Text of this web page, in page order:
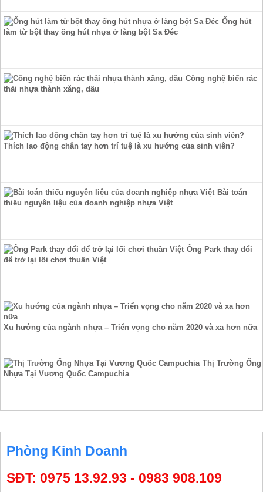
Ống hút
làm từ bột thay ống hút nhựa ở làng bột Sa Đéc
Công nghệ biến rác
thải nhựa thành xăng, dầu
Thích lao động chân tay hơn trí tuệ là xu hướng của sinh viên?
Bài toán
thiếu nguyên liệu của doanh nghiệp nhựa Việt
Ông Park thay đổi
để trở lại lối chơi thuần Việt
Xu hướng của ngành nhựa – Triển vọng cho năm 2020 và xa hơn nữa
Thị Trường Ống
Nhựa Tại Vương Quốc Campuchia
Phòng Kinh Doanh
SĐT: 0975 13.92.93 - 0983 908.109